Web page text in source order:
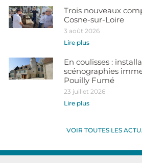
Trois nouveaux
Cosne-sur-Loire
3 août 2026
Lire plus
En coulisses :
scénographies
Pouilly Fumé
23 juillet 2026
Lire plus
VOIR TOUTES LES